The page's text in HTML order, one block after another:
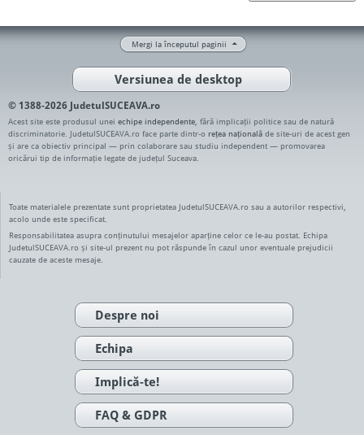
Mergi la începutul paginii
Versiunea de desktop
© 1388-2026 JudetulSUCEAVA.ro
Acest site este produsul unei echipe independente , fără implicații politice sau de natură
discriminatorie. JudetulSUCEAVA.ro face parte dintr-o rețea națională de site-uri de acest gen
și are ca obiectiv principal — prin colaborare sau studiu independent — promovarea
oricărui tip de informație legate de județul Suceava.
Toate materialele prezentate sunt proprietatea JudetulSUCEAVA.ro sau a autorilor respectivi,
acolo unde este specificat.
Responsabilitatea asupra conținutului mesajelor aparține celor ce le-au postat. Echipa
JudetulSUCEAVA.ro și site-ul prezent nu pot răspunde în cazul unor eventuale prejudicii
cauzate de aceste mesaje.
Despre noi
Echipa
Implică-te!
FAQ & GDPR